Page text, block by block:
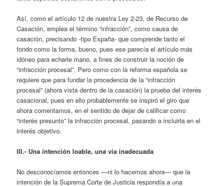
Así, como el artículo 12 de nuestra Ley 2-23, de Recurso de
Casación, emplea el término “infracción”, como causa de
casación, precisando -tipo España- que comprende tanto el
fondo como la forma, bueno, pues ese parecía el artículo más
idóneo para echarle mano, a fines de construir la noción de
“infracción procesal”. Pero como con la reforma española se
requiere que para fundar la procedencia de la “infracción
procesal” (ahora vista dentro de la casación) la prueba del interés
casacional, pues en ello probablemente se inspiró el giro que
ahora comentamos, en el sentido de dejar de calificar como
“interés presunto” la infracción procesal, pasando a incluirla en el
interés objetivo.
III.- Una intención loable, una vía inadecuada
No desconocíamos entonces —ni lo hacemos ahora— que la
intención de la Suprema Corte de Justicia respondía a una